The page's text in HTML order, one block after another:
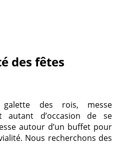
des fêtes
galette des rois, messe
autant d’occasion de se
autour d’un buffet pour
Nous recherchons des